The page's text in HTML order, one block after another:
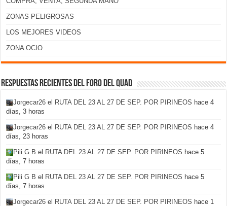
ZONAS PELIGROSAS
LOS MEJORES VIDEOS
ZONA OCIO
Respuestas recientes del foro del Quad
Jorgecar26 el RUTA DEL 23 AL 27 DE SEP. POR PIRINEOS hace 4
días, 3 horas
Jorgecar26 el RUTA DEL 23 AL 27 DE SEP. POR PIRINEOS hace 4
días, 23 horas
Pili G B el RUTA DEL 23 AL 27 DE SEP. POR PIRINEOS hace 5
días, 7 horas
Pili G B el RUTA DEL 23 AL 27 DE SEP. POR PIRINEOS hace 5
días, 7 horas
Jorgecar26 el RUTA DEL 23 AL 27 DE SEP. POR PIRINEOS hace 1